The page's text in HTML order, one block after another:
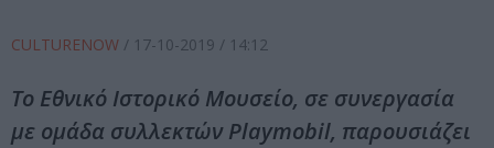
CULTURENOW / 17-10-2019 / 14:12
To Εθνικό Ιστορικό Μουσείο, σε συνεργασία
με ομάδα συλλεκτών Playmobil, παρουσιάζει